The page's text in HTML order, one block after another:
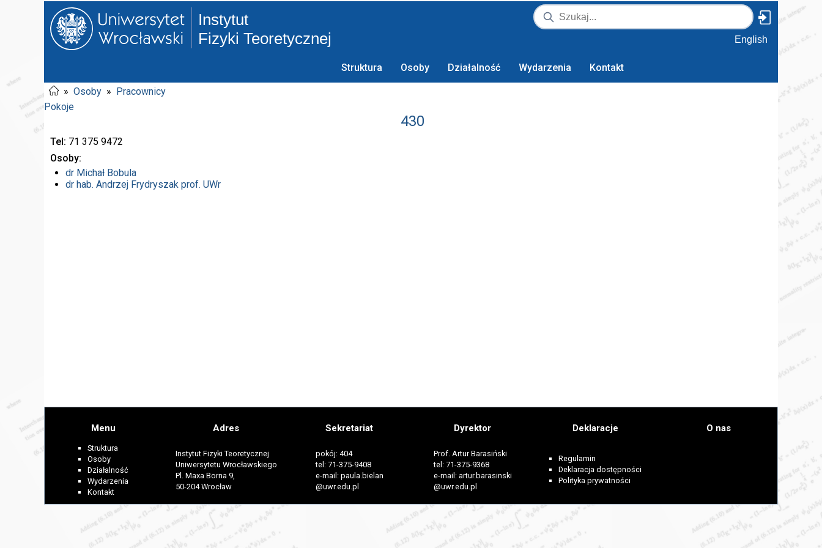
Instytut
Fizyki Teoretycznej
English
Struktura Osoby Działalność Wydarzenia Kontakt
» Osoby » Pracownicy
Pokoje
430
Tel 71 375 9472
Osoby
dr Michał Bobula
dr hab. Andrzej Frydryszak prof. UWr
Menu
Struktura
Osoby
Działalność
Wydarzenia
Kontakt
Adres
Instytut Fizyki Teoretycznej
Uniwersytetu Wrocławskiego
Pl. Maxa Borna 9,
50-204 Wrocław
Sekretariat
pokój: 404
tel: 71-375-9408
e-mail: paula.bielan
@uwr.edu.pl
Dyrektor
Prof. Artur Barasiński
tel: 71-375-9368
e-mail: artur.barasinski
@uwr.edu.pl
Deklaracje
Regulamin
Deklaracja dostępności
Polityka prywatności
O nas